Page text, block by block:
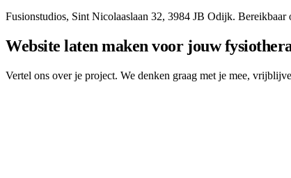
Fusionstudios, Sint Nicolaaslaan 32, 3984 JB Odijk. Bereikbaar
Website laten maken voor jouw
Vertel ons over je project. We denken graag met je mee,